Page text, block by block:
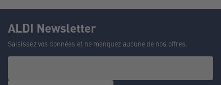
ALDI Newsletter
Saisissez vos données et ne manquez aucune de nos offres.